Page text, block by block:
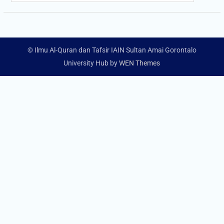
© Ilmu Al-Quran dan Tafsir IAIN Sultan Amai Gorontalo
University Hub byWEN Themes